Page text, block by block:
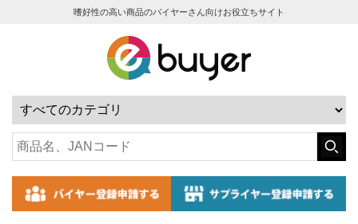
嗜好性の高い商品のバイヤーさん向けお役立ちサイト